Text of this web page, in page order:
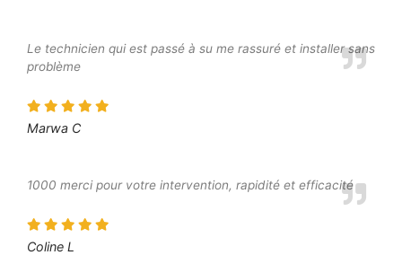
Le technicien qui est passé à su me rassuré et installer sans
problème
Marwa C
1000 merci pour votre intervention, rapidité et efficacité
Coline L